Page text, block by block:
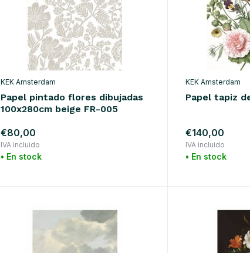
KEK Amsterdam
Papel pintado flores dibujadas
100x280cm beige FR-005
€80,00
IVA incluido
• En stock
KEK Amsterdam
Papel tapiz
€140,00
IVA incluido
• En stock